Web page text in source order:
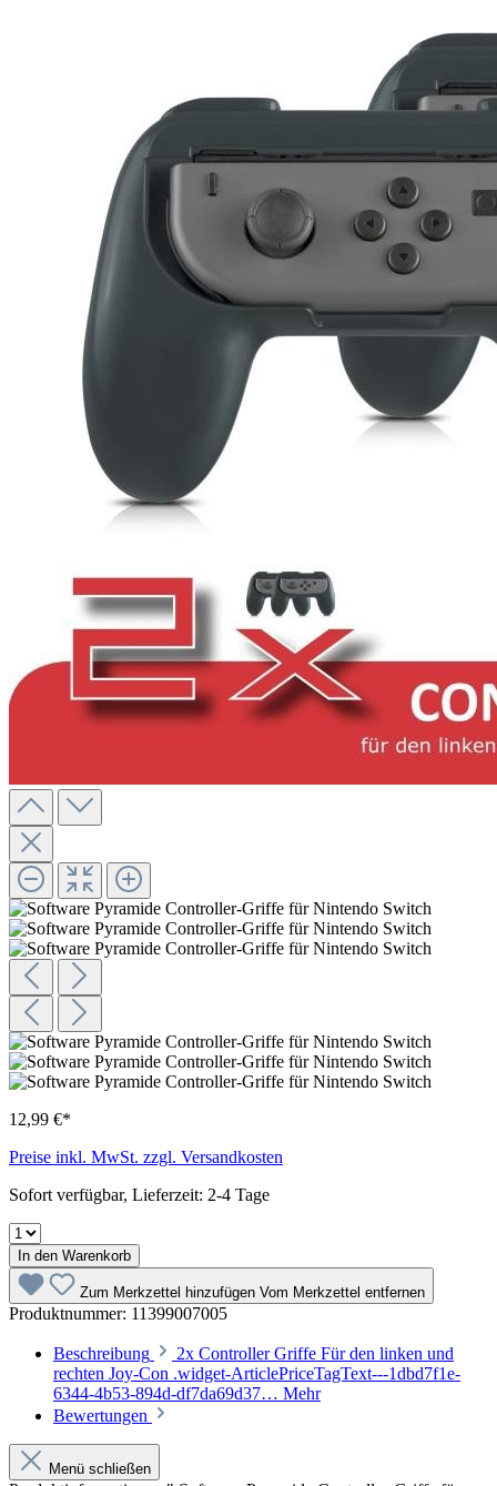
12,99 €*
Preise inkl. MwSt. zzgl. Versandkosten
Sofort verfügbar, Lieferzeit: 2-4 Tage
In den Warenkorb
Zum Merkzettel hinzufügen Vom Merkzettel entfernen
Produktnummer: 11399007005
Beschreibung
2x Controller Griffe Für den linken und
rechten Joy-Con .widget-ArticlePriceTagText---1dbd7f1e-
6344-4b53-894d-df7da69d37… Mehr
Bewertungen
Menü schließen